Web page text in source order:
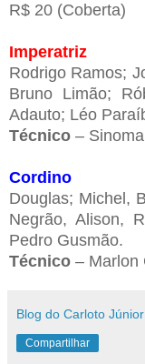
R$ 20 (Coberta)
Imperatriz
Rodrigo Ramos;
Bruno Limão;
Adauto; Léo
Técnico –
Cordino
Douglas; Michel,
Negrão, Alison,
Pedro Gusmão.
Técnico – Marlon
Blog do Carloto Júnior
Compartilhar